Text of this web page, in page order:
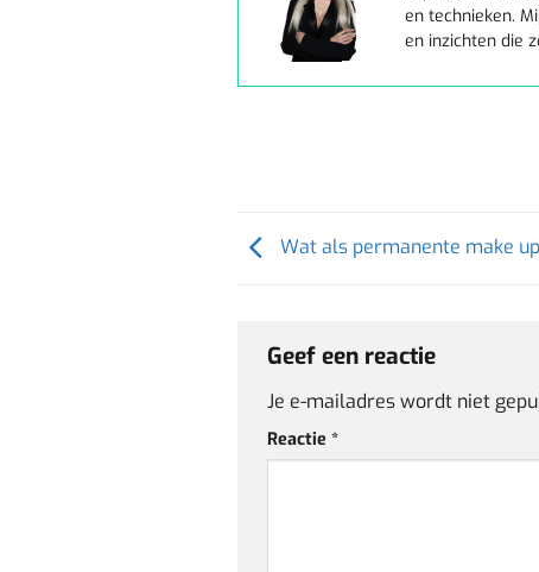
en technieken.
en inzichten die
Wat als permanente make
Geef een reactie
Je e-mailadres wordt niet
Reactie *